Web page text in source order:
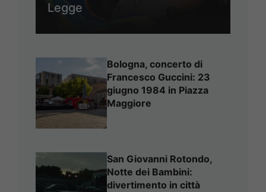
Legge
Bologna, concerto di
Francesco Guccini: 23
giugno 1984 in Piazza
Maggiore
San Giovanni Rotondo,
Notte dei Bambini:
divertimento in città